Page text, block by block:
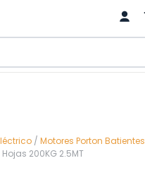
/ Motores Porton Batientes
200KG 2.5MT